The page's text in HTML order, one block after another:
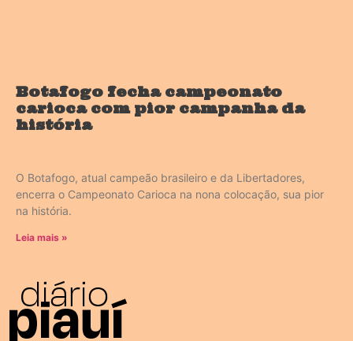
Botafogo fecha campeonato
carioca com pior campanha da
história
O Botafogo, atual campeão brasileiro e da Libertadores,
encerra o Campeonato Carioca na nona colocação, sua pior
na história.
Leia mais »